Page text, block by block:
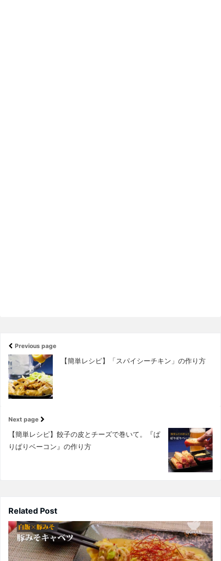
Previous page
【簡単レシピ】「スパイシーチキン」の作り方
Next page
【簡単レシピ】餃子の皮とチーズで巻いて。『ぱ
りぱりベーコン』の作り方
Related Post